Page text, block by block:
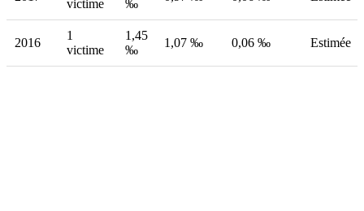
victime ‰
2016
1
victime
1,45
‰
1,07 ‰ 0,06 ‰ Estimée